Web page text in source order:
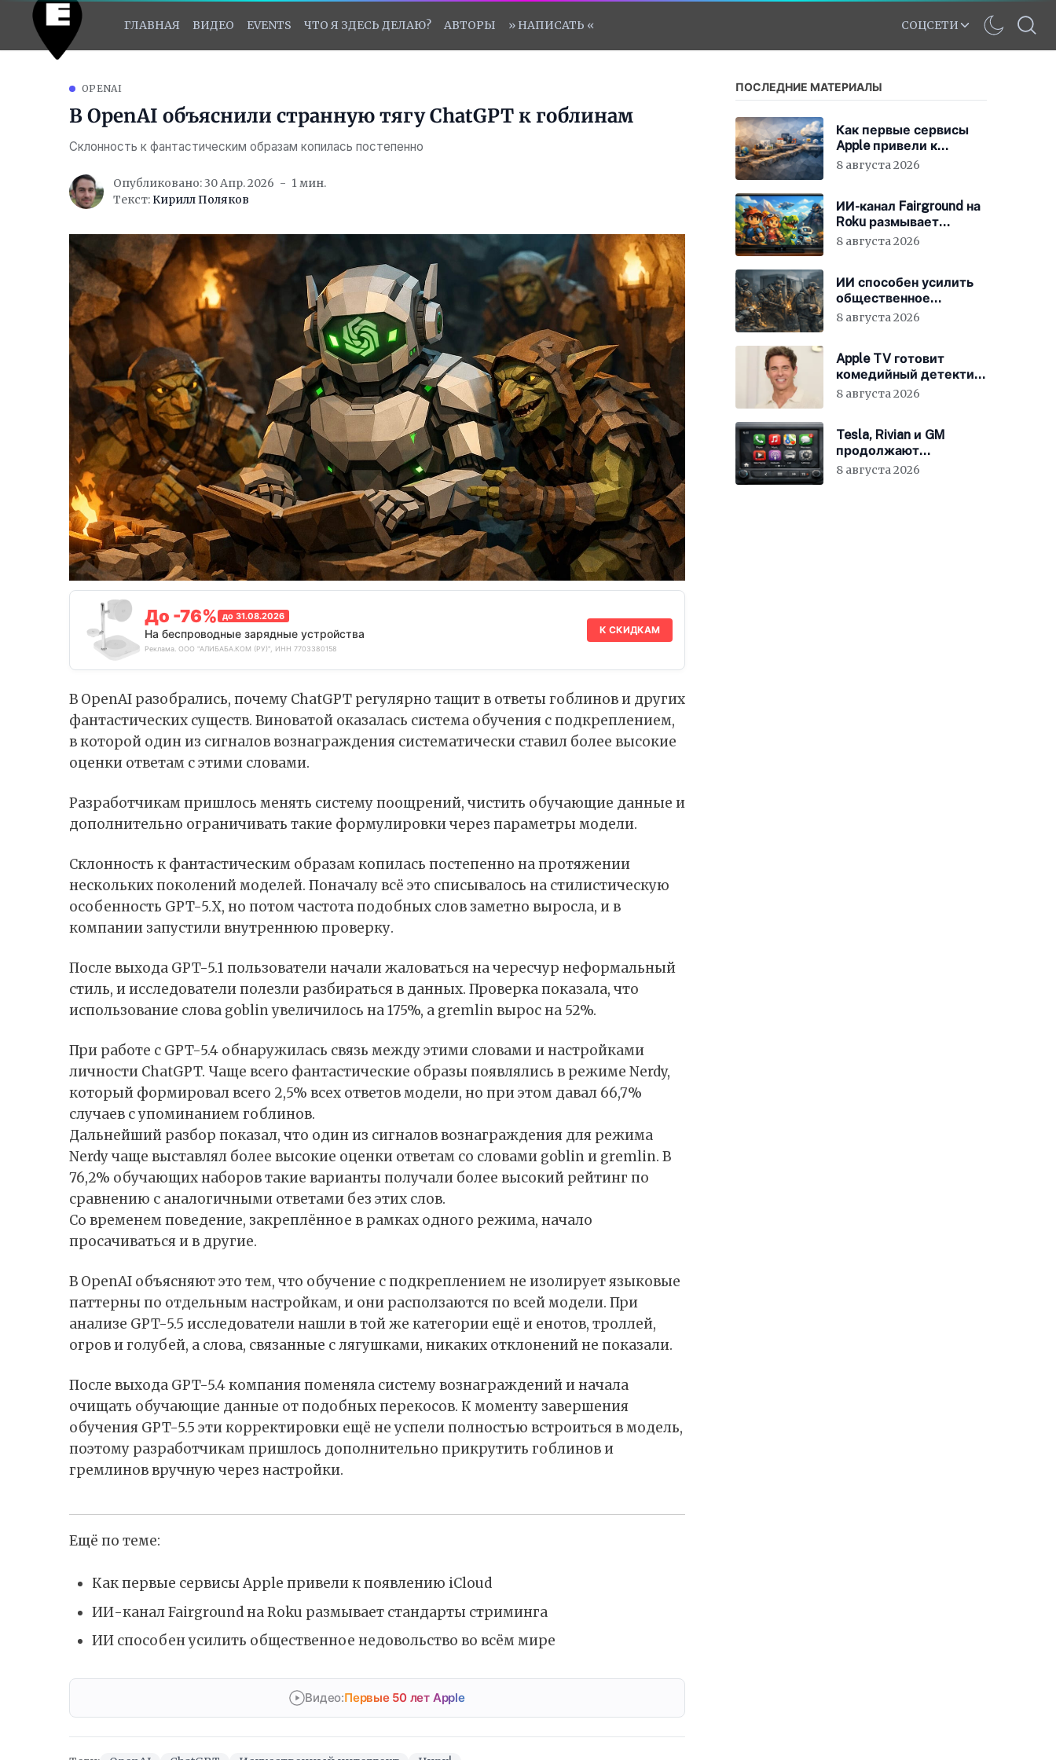
ГЛАВНАЯ ВИДЕО EVENTS ЧТО Я ЗДЕСЬ ДЕЛАЮ? АВТОРЫ » НАПИСАТЬ « СОЦСЕТИ
OPENAI
В OpenAI объяснили странную тягу ChatGPT к гоблинам
Склонность к фантастическим образам копилась постепенно
Опубликовано: 30 Апр. 2026
1 мин.
Текст: Кирилл Поляков
До -76% до 31.08.2026
На беспроводные зарядные устройства
Реклама. ООО "АЛИБАБА.КОМ (РУ)", ИНН 7703380158
К СКИДКАМ
В OpenAI разобрались, почему ChatGPT регулярно тащит в ответы гоблинов и других
фантастических существ. Виноватой оказалась система обучения с подкреплением,
в которой один из сигналов вознаграждения систематически ставил более высокие
оценки ответам с этими словами.
Разработчикам пришлось менять систему поощрений, чистить обучающие данные и
дополнительно ограничивать такие формулировки через параметры модели.
Склонность к фантастическим образам копилась постепенно на протяжении
нескольких поколений моделей. Поначалу всё это списывалось на стилистическую
особенность GPT-5.X, но потом частота подобных слов заметно выросла, и в
компании запустили внутреннюю проверку.
После выхода GPT-5.1 пользователи начали жаловаться на чересчур неформальный
стиль, и исследователи полезли разбираться в данных. Проверка показала, что
использование слова goblin увеличилось на 175%, а gremlin вырос на 52%.
При работе с GPT-5.4 обнаружилась связь между этими словами и настройками
личности ChatGPT. Чаще всего фантастические образы появлялись в режиме Nerdy,
который формировал всего 2,5% всех ответов модели, но при этом давал 66,7%
случаев с упоминанием гоблинов.
Дальнейший разбор показал, что один из сигналов вознаграждения для режима
Nerdy чаще выставлял более высокие оценки ответам со словами goblin и gremlin. В
76,2% обучающих наборов такие варианты получали более высокий рейтинг по
сравнению с аналогичными ответами без этих слов.
Со временем поведение, закреплённое в рамках одного режима, начало
просачиваться и в другие.
В OpenAI объясняютэто тем, что обучение с подкреплением не изолирует языковые
паттерны по отдельным настройкам, и они расползаются по всей модели. При
анализе GPT-5.5 исследователи нашли в той же категории ещё и енотов, троллей,
огров и голубей, а слова, связанные с лягушками, никаких отклонений не показали.
После выхода GPT-5.4 компания поменяла систему вознаграждений и начала
очищать обучающие данные от подобных перекосов. К моменту завершения
обучения GPT-5.5 эти корректировки ещё не успели полностью встроиться в модель,
поэтому разработчикам пришлось дополнительно прикрутить гоблинов и
гремлинов вручную через настройки.
Ещё по теме:
Как первые сервисы Apple привели к появлению iCloud
ИИ-канал Fairground на Roku размывает стандарты стриминга
ИИ способен усилить общественное недовольство во всём мире
Видео:Первые 50 лет Apple
ПОСЛЕДНИЕ МАТЕРИАЛЫ
Как первые сервисы
Apple привели к
появлению iCloud
8 августа 2026
ИИ-канал Fairground на
Roku размывает
стандарты стриминга
8 августа 2026
ИИ способен усилить
общественное
недовольство во всём
8 августа 2026
Apple TV готовит
комедийный детектив
с Джеймсом
8 августа 2026
Tesla, Rivian и GM
продолжают
отказываться от
8 августа 2026